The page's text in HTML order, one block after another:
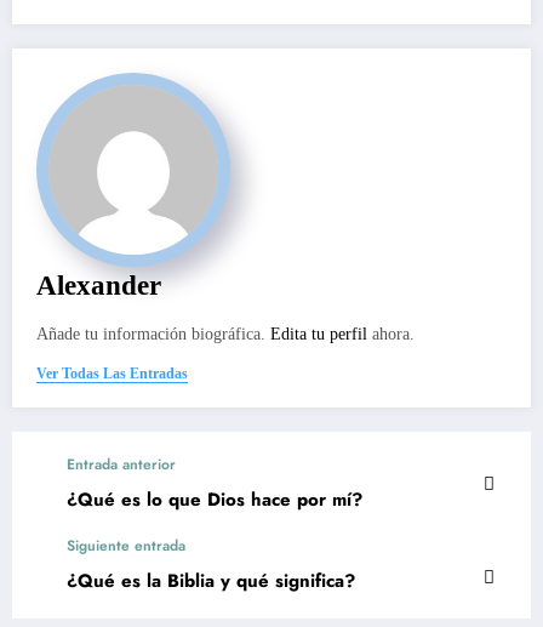
Alexander
Añade tu información biográfica. Edita tu perfil ahora.
Ver Todas Las Entradas
Entrada anterior
¿Qué es lo que Dios hace por mí?
Siguiente entrada
¿Qué es la Biblia y qué significa?